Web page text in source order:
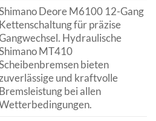
Deore M6100 12-Gang
Kettenschaltung für präzise
Hydraulische
MT410
bieten
und kraftvolle
Bremsleistung bei allen